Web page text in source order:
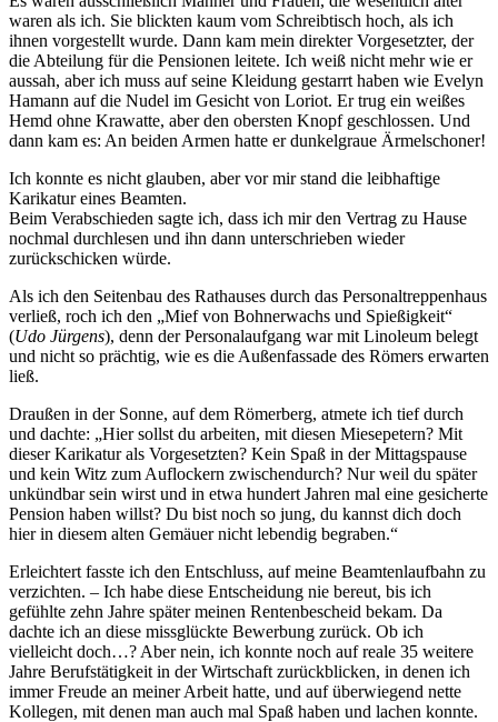
waren als ich. Sie blickten kaum vom Schreibtisch hoch, als ich
ihnen vorgestellt wurde. Dann kam mein direkter Vorgesetzter, der
die Abteilung für die Pensionen leitete. Ich weiß nicht mehr wie er
aussah, aber ich muss auf seine Kleidung gestarrt haben wie Evelyn
Hamann auf die Nudel im Gesicht von Loriot. Er trug ein weißes
Hemd ohne Krawatte, aber den obersten Knopf geschlossen. Und
dann kam es: An beiden Armen hatte er dunkelgraue Ärmelschoner!
Ich konnte es nicht glauben, aber vor mir stand die leibhaftige
Karikatur eines Beamten.
Beim Verabschieden sagte ich, dass ich mir den Vertrag zu Hause
nochmal durchlesen und ihn dann unterschrieben wieder
zurückschicken würde.
Als ich den Seitenbau des Rathauses durch das Personaltreppenhaus
verließ, roch ich den
Mief von Bohnerwachs und Spießigkeit
(Udo Jürgens), denn der Personalaufgang war mit Linoleum belegt
und nicht so prächtig, wie es die Außenfassade des Römers erwarten
ließ.
Draußen in der Sonne, auf dem Römerberg, atmete ich tief durch
und dachte:
Hier sollst du arbeiten, mit diesen Miesepetern? Mit
dieser Karikatur als Vorgesetzten? Kein Spaß in der Mittagspause
und kein Witz zum Auflockern zwischendurch? Nur weil du später
unkündbar sein wirst und in etwa hundert Jahren mal eine gesicherte
Pension haben willst? Du bist noch so jung, du kannst dich doch
hier in diesem alten Gemäuer nicht lebendig begraben.
Erleichtert fasste ich den Entschluss, auf meine Beamtenlaufbahn zu
verzichten. – Ich habe diese Entscheidung nie bereut, bis ich
gefühlte zehn Jahre später meinen Rentenbescheid bekam. Da
dachte ich an diese missglückte Bewerbung zurück. Ob ich
vielleicht doch…? Aber nein, ich konnte noch auf reale 35 weitere
Jahre Berufstätigkeit in der Wirtschaft zurückblicken, in denen ich
immer Freude an meiner Arbeit hatte, und auf überwiegend nette
Kollegen, mit denen man auch mal Spaß haben und lachen konnte.